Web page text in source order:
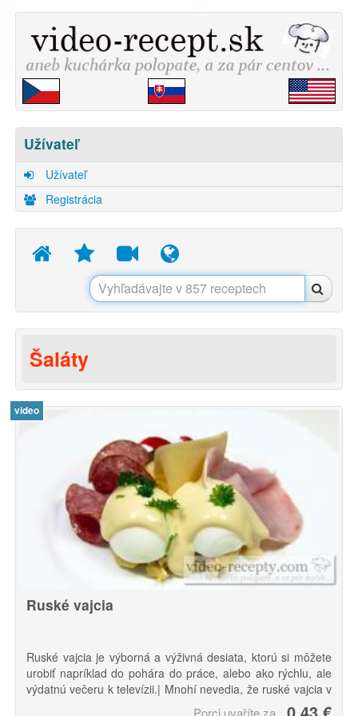
Užívateľ
Užívateľ
Registrácia
Šaláty
video
Ruské vajcia
Ruské vajcia je výborná a výživná desiata, ktorú si môžete
urobiť napríklad do pohára do práce, alebo ako rýchlu, ale
výdatnú večeru k televízii.| Mnohí nevedia, že ruské vajcia v
žiadnom prípade nemá svoj pôvod v Rusku, dokonca to vraj